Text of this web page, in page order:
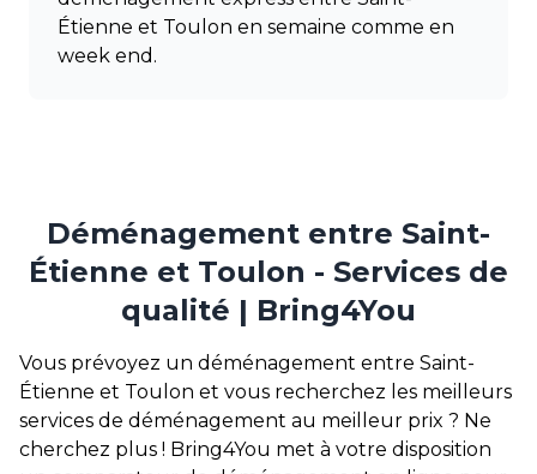
Étienne et Toulon en semaine comme en
week end.
Déménagement entre Saint-
Étienne et Toulon - Services de
qualité | Bring4You
Vous prévoyez un déménagement entre Saint-
Étienne et Toulon et vous recherchez les meilleurs
services de déménagement au meilleur prix ? Ne
cherchez plus ! Bring4You met à votre disposition